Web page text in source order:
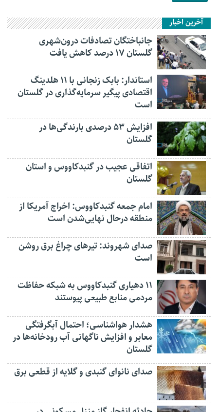
آخرین اخبار
جانباختگان تصادفات درون‌شهری
گلستان ۱۷ درصد کاهش یافت
استاندار: بابک زنجانی با ۱۱ هلدینگ
اقتصادی پیگیر سرمایه‌گذاری در گلستان
است
افزایش ۵۳ درصدی بارندگی‌ها در
گلستان
اتفاقی عجیب در‌ گنبدکاووس و استان
گلستان
امام جمعه گنبدکاووس: اخراج آمریکا از
منطقه درحال نهایی‌شدن است
صدای شهروند: تیرهای چراغ برق روشن
است
۱۱ دهیاری گنبدکاووس به شبکه حفاظت
مردمی منابع طبیعی پیوستند
هشدار هواشناسی؛ احتمال آبگرفتگی
معابر و افزایش ناگهانی آب رودخانه‌ها در
گلستان
صدای نانوای گنبدی و گلایه از قطعی برق